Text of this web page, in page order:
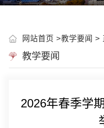
网站首页 教学要闻
教学要闻
2026年春季学